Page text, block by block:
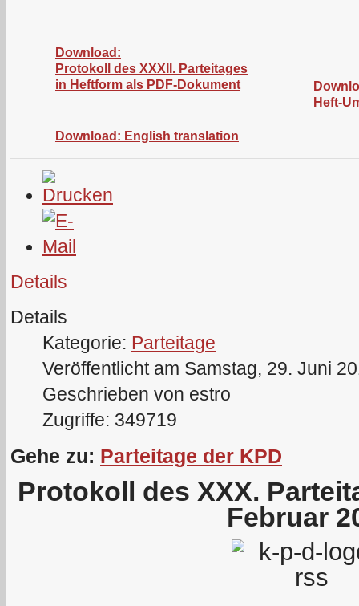
Download:
Protokoll des XXXII. Parteitages
in Heftform als PDF-Dokument
Download: English translation
Heft-
Details
Details
Kategorie: Parteitage
Veröffentlicht am Samstag, 29. Juni
Geschrieben von estro
Zugriffe: 349719
Gehe zu: Parteitage der KPD
Protokoll des XXX.
Februar